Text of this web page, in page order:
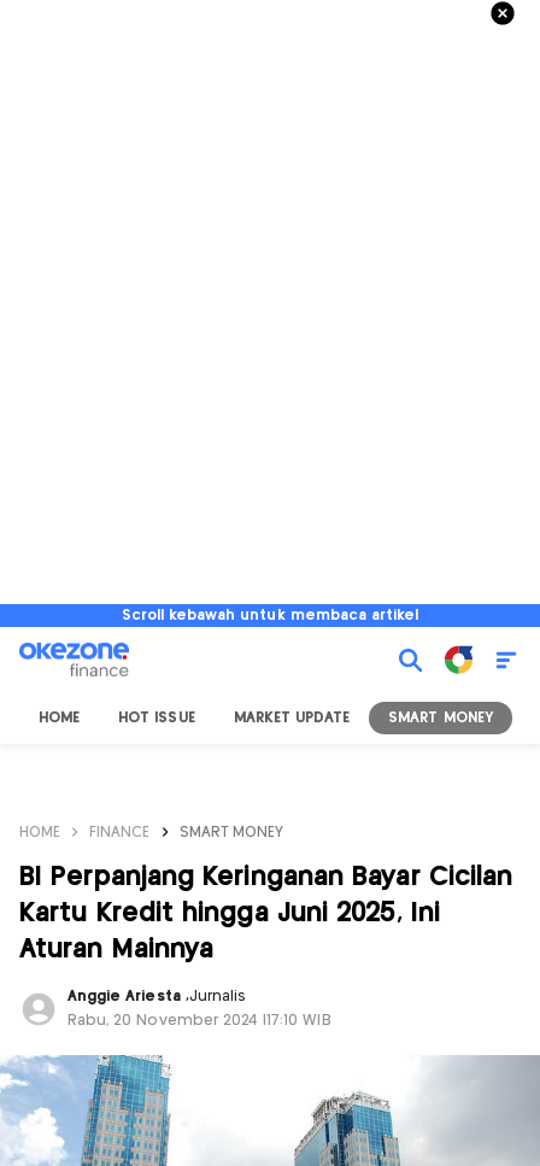
Scroll kebawah untuk membaca artikel
HOME HOT ISSUE MARKET UPDATE SMART MONEY
HOME FINANCE SMART MONEY
BI Perpanjang Keringanan Bayar Cicilan
Kartu Kredit hingga Juni 2025, Ini
Aturan Mainnya
Anggie Ariesta ,Jurnalis
Rabu, 20 November 2024 |17:10 WIB